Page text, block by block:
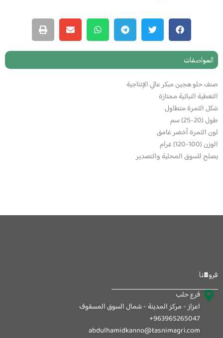
المواصفات
صنف حلو هجين مبكر عالي الإنتاجية
التغطية النباتية ممتازة
شكل الثمرة متطاول
طول (20-25) سم
لون الثمرة أخضر غامق
الوزن (100-120) غرام
يصلح للسوق المحلية والتصدير
فروعنا
فرع حلب
اعزاز - مركز المدينة - شمال السوق المسقوف
963965265047+
abdulhamidkanno@tasnimagri.com